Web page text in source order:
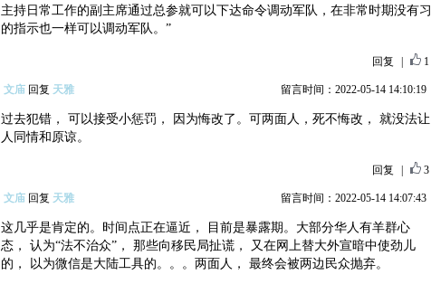
主持日常工作的副主席通过总参就可以下达命令调动军队，在非常时期没有习
的指示也一样可以调动军队。”
回复 1
文庙回复 天雅 留言时间：2022-05-14 14:10:19
过去犯错， 可以接受小惩罚， 因为悔改了。可两面人，死不悔改， 就没法让
人同情和原谅。
回复 3
文庙回复 天雅 留言时间：2022-05-14 14:07:43
这几乎是肯定的。时间点正在逼近， 目前是暴露期。大部分华人有羊群心
态， 认为“法不治众”， 那些向移民局扯谎， 又在网上替大外宣暗中使劲儿
的， 以为微信是大陆工具的。。。两面人， 最终会被两边民众抛弃。